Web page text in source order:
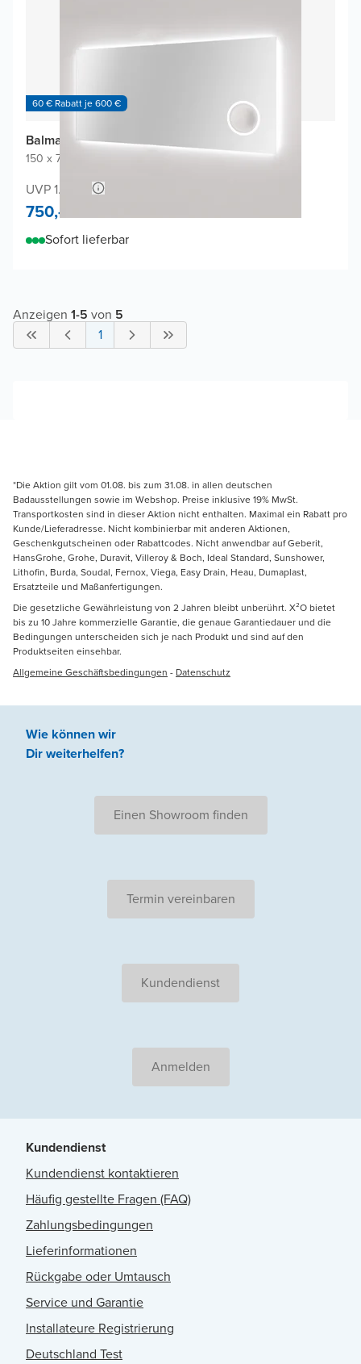
60 € Rabatt je 600 €
Balmani Giro Badspiegel
150 x 70 cm Spiegel ohne Rahmen|Rechteckig
UVP 1.500,-
750,-
Sofort lieferbar
Anzeigen 1-5 von 5
1
*Die Aktion gilt vom 01.08. bis zum 31.08. in allen deutschen
Badausstellungen sowie im Webshop. Preise inklusive 19% MwSt.
Transportkosten sind in dieser Aktion nicht enthalten. Maximal ein Rabatt pro
Kunde/Lieferadresse. Nicht kombinierbar mit anderen Aktionen,
Geschenkgutscheinen oder Rabattcodes. Nicht anwendbar auf Geberit,
HansGrohe, Grohe, Duravit, Villeroy & Boch, Ideal Standard, Sunshower,
Lithofin, Burda, Soudal, Fernox, Viega, Easy Drain, Heau, Dumaplast,
Ersatzteile und Maßanfertigungen.
Die gesetzliche Gewährleistung von 2 Jahren bleibt unberührt. X²O bietet
bis zu 10 Jahre kommerzielle Garantie, die genaue Garantiedauer und die
Bedingungen unterscheiden sich je nach Produkt und sind auf den
Produktseiten einsehbar.
Allgemeine Geschäftsbedingungen - Datenschutz
Wie können wir
Dir weiterhelfen?
Einen Showroom finden
Termin vereinbaren
Kundendienst
Anmelden
Kundendienst
Kundendienst kontaktieren
Häufig gestellte Fragen (FAQ)
Zahlungsbedingungen
Lieferinformationen
Rückgabe oder Umtausch
Service und Garantie
Installateure Registrierung
Deutschland Test